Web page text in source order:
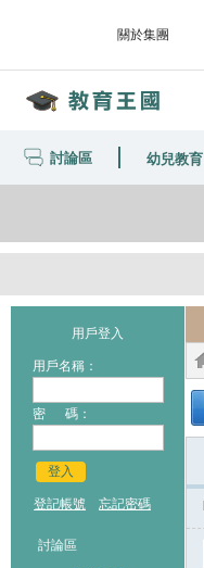
關於集團
討論區 幼兒教育
用戶登入
用戶名稱：
密 碼：
登入
登記帳號 忘記密碼
討論區